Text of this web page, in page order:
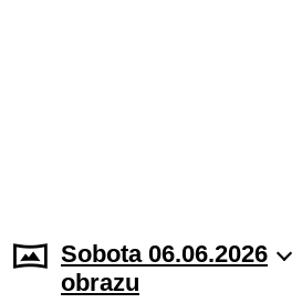
Sobota 06.06.2026
obrazu